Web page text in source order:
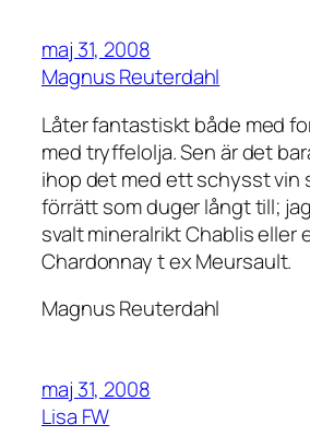
maj 31, 2008
Magnus Reuterdahl
Låter fantastiskt både med
med tryffelolja. Sen är det
ihop det med ett schysst vin
förrätt som duger långt till;
svalt mineralrikt Chablis eller
Chardonnay t ex Meursault.
Magnus Reuterdahl
maj 31, 2008
Lisa FW